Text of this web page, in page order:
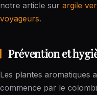
notre article sur argile
voyageurs.
Prévention et
Les plantes aromatiques
commence par le